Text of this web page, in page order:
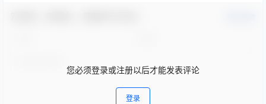
您必须登录或注册以后才能发表评论
登录